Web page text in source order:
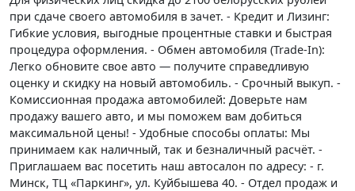
при сдаче своего автомобиля в зачет. - Кредит и Лизинг:
Гибкие условия, выгодные процентные ставки и быстрая
процедура оформления. - Обмен автомобиля (Trade-In):
Легко обновите свое авто — получите справедливую
оценку и скидку на новый автомобиль. - Срочный выкуп. -
Комиссионная продажа автомобилей: Доверьте нам
продажу вашего авто, и мы поможем вам добиться
максимальной цены! - Удобные способы оплаты: Мы
принимаем как наличный, так и безналичный расчёт. -
Приглашаем вас посетить наш автосалон по адресу: - г.
Минск, ТЦ «Паркинг», ул. Куйбышева 40. - Отдел продаж и